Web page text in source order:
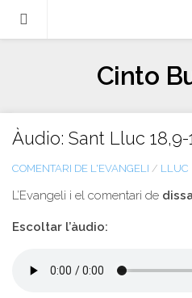
Llibres
Escrits-articles
Notícies
Castellano
Italiano
English
Cinto
Àudio: Sant Lluc 18,9-
COMENTARI DE L'EVANGELI / LLUC
L’Evangeli i el comentari de
Escoltar l’àudio: